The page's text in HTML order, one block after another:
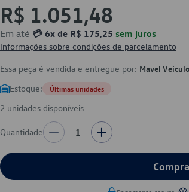
R$ 1.051,48
Em até 💳 6x de R$ 175,25 sem juros
Informações sobre condições de parcelamento
Essa peça é vendida e entregue por: Mavel
Estoque: Últimas unidades
2 unidades disponíveis
Quantidade 1